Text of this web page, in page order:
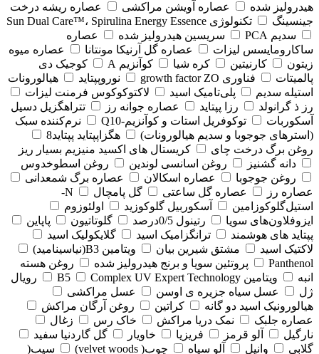
هیدرولیز شده
عصاره آویشن مراکشی
عصاره ریشه درخت
جینسینگ
تکنولوژی Sun Dual Care™، Spirulina Energy Essence
سدیم PCA
سریسین هیدرولیز شده
عصاره
ساکارومایسس لیزات
عصاره گل آرنیکا مونتانا
عصاره میوه
زیتون
کارنیتین کره شیا کوآنزیم A
کوجیک دی
پالمیتات
فناوری growth factor ZO نوروپپتاید
هیالورونات
استیله سدیم
پلی‌تامیک اسید
لاکتوکوکوس فرمنت لیزات
رز ذ گرانولد
رزا پپتاید عصاره جوانه رز
تتراهگزیل دسیل
آسکوربات
توکوفریل استات و کوآنزیم-Q10
نرم‌کننده سبک
(استرهای جوجوبا و سدیم هیالورونات)
هگزاپپتاید پپتاید8
روغن برگ درخت چای
کریستال های اکسید منیزیم بسیار ریز
دانه گشنیز
روغن اسانسی لوندین
روغن اسطوخدوس
روغن جوجوبا
عصاره اسکالان
عصاره برگ شمعدانی
عصاره رز
عصاره گل ساعتی گل پامچال
N-
استیل‌گلوکوزامین
آسکوربیل گلوکوزید
اولئوزوم
ایزوفلاون‌های سویا
رتینول 0/5درصد گلوتاتیون
پاپاین
پپتاید های هوشمند
ترانگزامیک اسید
گلایکولیک اسید
لاکتیک اسید
مشتق شیرین بیان
ویتامین B3(نیاسینامید)
Panthenol
پروتئین سویا و برنج هیدرولیز شده
روغن هسته
انبه
ویتامین B5 Complex UV Expert Technology
رویال
ژل
عسل سیاه جزیره ی اوسن
عسل مراکشی
هیالورونیک اسید دو گانه
کراتین
روغن آرگان مراکش
عصاره جلبک
نمک دریا مراکش خاک رس
زغال
نارگیل
آلو قرمز فریزیا خاویار
گل گاردنیا سفید
گلابی
وانیل آلو سیاه چوب( velvet woods) سیب(